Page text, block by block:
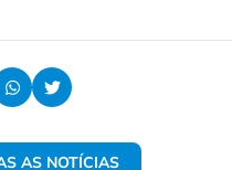
AS NOTÍCIAS